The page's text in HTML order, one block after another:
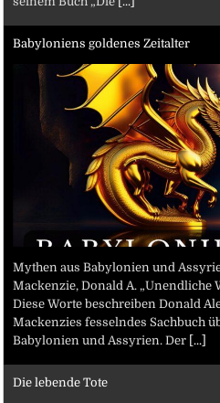
Babyloniens goldenes Zeitalter
Mythen aus Babylonien und
Mackenzie, Donald A. „Unendliche
Diese Worte beschreiben Donald
Mackenzies fesselndes Sachbuch
Babylonien und Assyrien. Der [...]
Die lebende Tote